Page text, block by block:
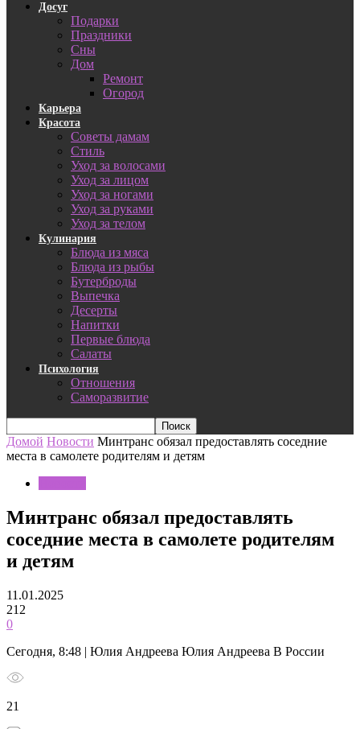
Досуг
Подарки
Праздники
Сны
Дом
Ремонт
Огород
Карьера
Красота
Советы дамам
Стиль
Уход за волосами
Уход за лицом
Уход за ногами
Уход за руками
Уход за телом
Кулинария
Блюда из мяса
Блюда из рыбы
Бутерброды
Выпечка
Десерты
Напитки
Первые блюда
Салаты
Психология
Отношения
Саморазвитие
Домой Новости Минтранс обязал предоставлять соседние
места в самолете родителям и детям
Минтранс обязал предоставлять
соседние места в самолете родителям
и детям
11.01.2025
212
0
Сегодня, 8:48 | Юлия Андреева Юлия Андреева В России
21